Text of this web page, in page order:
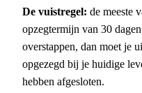
De vuistregel: de meeste
opzegtermijn van 30
overstappen, dan moet je
opgezegd bij je huidige
hebben afgesloten.